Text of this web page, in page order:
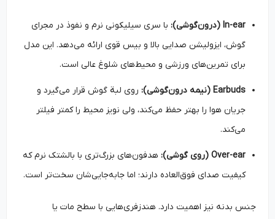
In-ear (درون‌گوشی):
با سری سیلیکونی نرم و نفوذ در مجرای
گوش، ایزولیشن صدایی بالا و بیس قوی ارائه می‌دهد. این مدل
برای تمرین‌های ورزشی و محیط‌های شلوغ عالی است.
Earbuds (نیمه درون‌گوشی):
روی لبة گوش قرار می‌گیرد و
جریان هوا را بهتر حفظ می‌کند، ولی نویز محیط را کمتر فیلتر
می‌کند.
Over-ear (روی گوشی):
هدفون‌های بزرگ‌تری با بالشتک نرم که
کیفیت صدای فوق‌العاده دارند؛ اما جابه‌جایی‌شان سخت‌تر است.
جنس بدنه نیز اهمیت دارد. هندزفری‌هایی با سطح مات یا